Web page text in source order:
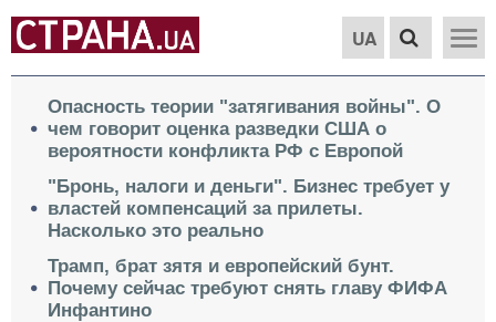
UA
Опасность теории "затягивания войны". О
чем говорит оценка разведки США о
вероятности конфликта РФ с Европой
"Бронь, налоги и деньги". Бизнес требует у
властей компенсаций за прилеты.
Насколько это реально
Трамп, брат зятя и европейский бунт.
Почему сейчас требуют снять главу ФИФА
Инфантино